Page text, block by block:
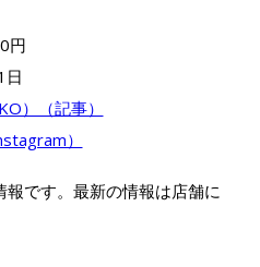
円
日
）（記事）
）
です。最新の情報は店舗に